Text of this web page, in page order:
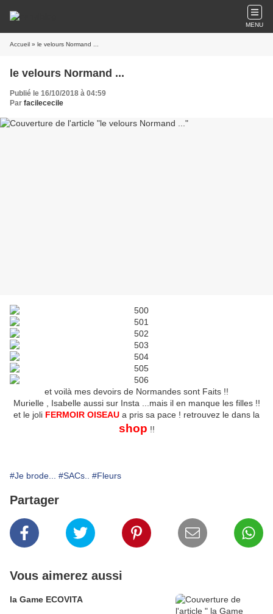
MENU
Accueil » le velours Normand ...
le velours Normand ...
Publié le 16/10/2018 à 04:59
Par facilececile
et voilà mes devoirs de Normandes sont Faits !!
Murielle , Isabelle aussi sur Insta ...mais il en manque les filles !!
et le joli FERMOIR OISEAU a pris sa pace ! retrouvez le dans la
shop !!
#Je brode... #SACs.. #Fleurs
Partager
Vous aimerez aussi
la Game ECOVITA